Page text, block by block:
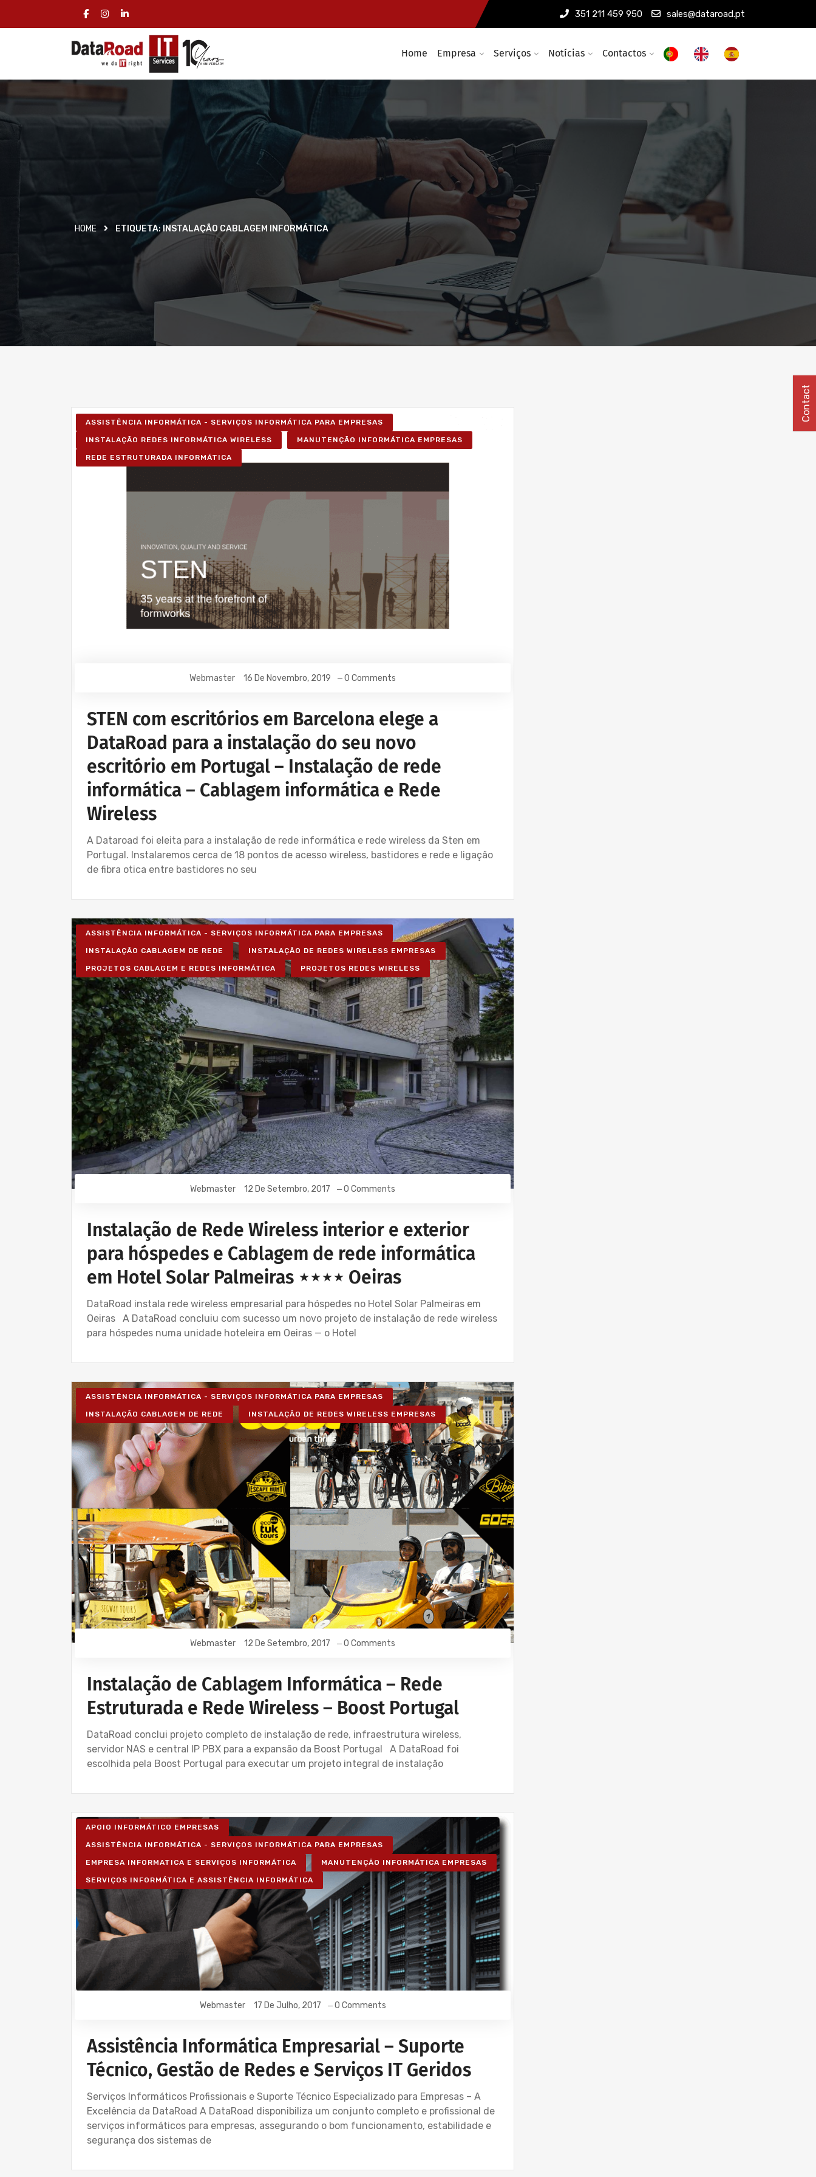
351 211 459 950 sales@dataroad.pt
Home Empresa Serviços Notícias Contactos
HOME ETIQUETA: INSTALAÇÃO CABLAGEM INFORMÁTICA
ASSISTÊNCIA INFORMÁTICA - SERVIÇOS INFORMÁTICA PARA EMPRESAS
INSTALAÇÃO REDES INFORMÁTICA WIRELESS MANUTENÇÃO INFORMÁTICA EMPRESAS
REDE ESTRUTURADA INFORMÁTICA
Webmaster 16 De Novembro, 2019 0 Comments
STEN com escritórios em Barcelona elege a
DataRoad para a instalação do seu novo
escritório em Portugal – Instalação de rede
informática – Cablagem informática e Rede
Wireless
A Dataroad foi eleita para a instalação de rede informática e rede wireless da Sten em
Portugal. Instalaremos cerca de 18 pontos de acesso wireless, bastidores e rede e ligação
de fibra otica entre bastidores no seu
ASSISTÊNCIA INFORMÁTICA - SERVIÇOS INFORMÁTICA PARA EMPRESAS
INSTALAÇÃO CABLAGEM DE REDE INSTALAÇÃO DE REDES WIRELESS EMPRESAS
PROJETOS CABLAGEM E REDES INFORMÁTICA PROJETOS REDES WIRELESS
Webmaster 12 De Setembro, 2017 0 Comments
Instalação de Rede Wireless interior e exterior
para hóspedes e Cablagem de rede informática
em Hotel Solar Palmeiras ⋆⋆⋆⋆ Oeiras
DataRoad instala rede wireless empresarial para hóspedes no Hotel Solar Palmeiras em
Oeiras A DataRoad concluiu com sucesso um novo projeto de instalação de rede wireless
para hóspedes numa unidade hoteleira em Oeiras — o Hotel
ASSISTÊNCIA INFORMÁTICA - SERVIÇOS INFORMÁTICA PARA EMPRESAS
INSTALAÇÃO CABLAGEM DE REDE INSTALAÇÃO DE REDES WIRELESS EMPRESAS
Webmaster 12 De Setembro, 2017 0 Comments
Instalação de Cablagem Informática – Rede
Estruturada e Rede Wireless – Boost Portugal
DataRoad conclui projeto completo de instalação de rede, infraestrutura wireless,
servidor NAS e central IP PBX para a expansão da Boost Portugal A DataRoad foi
escolhida pela Boost Portugal para executar um projeto integral de instalação
APOIO INFORMÁTICO EMPRESAS
ASSISTÊNCIA INFORMÁTICA - SERVIÇOS INFORMÁTICA PARA EMPRESAS
EMPRESA INFORMATICA E SERVIÇOS INFORMÁTICA MANUTENÇÃO INFORMÁTICA EMPRESAS
SERVIÇOS INFORMÁTICA E ASSISTÊNCIA INFORMÁTICA
Webmaster 17 De Julho, 2017 0 Comments
Assistência Informática Empresarial – Suporte
Técnico, Gestão de Redes e Serviços IT Geridos
Serviços Informáticos Profissionais e Suporte Técnico Especializado para Empresas – A
Excelência da DataRoad A DataRoad disponibiliza um conjunto completo e profissional de
serviços informáticos para empresas, assegurando o bom funcionamento, estabilidade e
segurança dos sistemas de
Contact